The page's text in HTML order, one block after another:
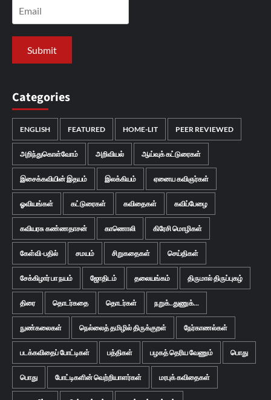
Categories
ENGLISH FEATURED HOME-LIT PEER REVIEWED
அறிந்துகொள்வோம் அறிவியல் ஆய்வுக் கட்டுரைகள்
இசைக்கவியின் இதயம் இலக்கியம் ஏனைய கவிஞர்கள்
ஓவியங்கள் கட்டுரைகள் கவிதைகள் கவிப்பேழை
கவியரசு கண்ணதாசன் காணொலி கிரேசி மொழிகள்
கேள்வி-பதில் சமயம் சிறுகதைகள் செய்திகள்
சேக்கிழார் பா நயம் ஜோதிடம் தலையங்கம் திருமால் திருப்புகழ்
திரை தொடர்கதை தொடர்கள் நறுக்..துணுக்...
நுண்கலைகள் நெல்லைத் தமிழில் திருக்குறள் நேர்காணல்கள்
படக்கவிதைப் போட்டிகள் பத்திகள் பழகத் தெரிய வேணும் பொது
பொது போட்டிகளின் வெற்றியாளர்கள் மரபுக் கவிதைகள்